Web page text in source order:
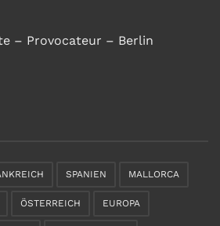
– Provocateur – Berlin
SPANIEN MALLORCA
ÖSTERREICH EUROPA